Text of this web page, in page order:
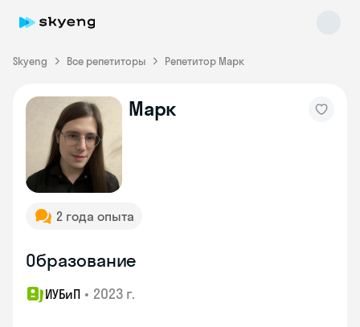
Skyeng Все репетиторы Репетитор Марк
Марк
2 года опыта
Образование
ИУБиП • 2023 г.
Skyeng Chat
online